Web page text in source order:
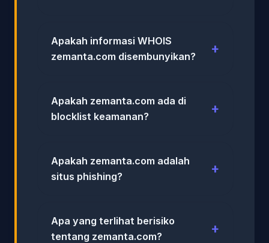
Apakah informasi WHOIS
zemanta.com disembunyikan?
Apakah zemanta.com ada di
blocklist keamanan?
Apakah zemanta.com adalah
situs phishing?
Apa yang terlihat berisiko
tentang zemanta.com?